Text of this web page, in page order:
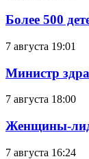
Более 500
7 августа 19:01
Министр
7 августа 18:00
Женщины-
7 августа 16:24